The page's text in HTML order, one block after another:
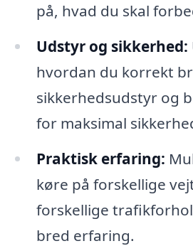
på, hvad du skal
Udstyr og sikkerhed:
hvordan du korrekt
sikkerhedsudstyr og
for maksimal
Praktisk erfaring:
køre på forskellige
forskellige
bred erfaring.